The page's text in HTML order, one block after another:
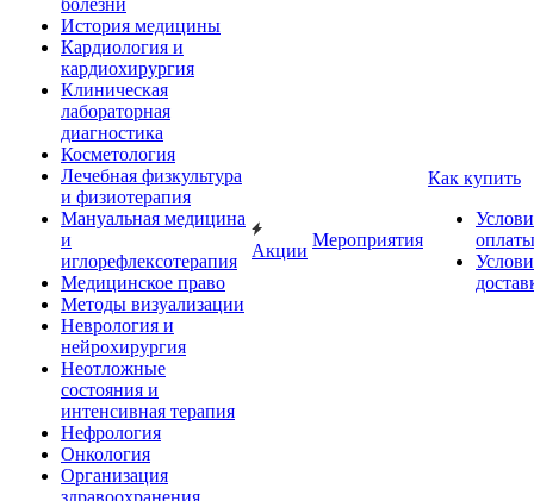
болезни
История медицины
Кардиология и
кардиохирургия
Клиническая
лабораторная
диагностика
Косметология
Лечебная физкультура
и физиотерапия
Мануальная медицина
и
иглорефлексотерапия
Медицинское право
Методы визуализации
Неврология и
нейрохирургия
Неотложные
состояния и
интенсивная терапия
Нефрология
Онкология
Организация
здравоохранения
Акции
Мероприятия
Как купить
оплаты